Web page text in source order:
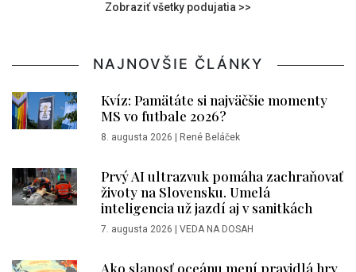
Zobraziť všetky podujatia >>
NAJNOVŠIE ČLÁNKY
Kvíz: Pamätáte si najväčšie momenty
MS vo futbale 2026?
8. augusta 2026 René Beláček
Prvý AI ultrazvuk pomáha zachraňovať
životy na Slovensku. Umelá
inteligencia už jazdí aj v sanitkách
7. augusta 2026 VEDA NA DOSAH
Ako slanosť oceánu mení pravidlá hry